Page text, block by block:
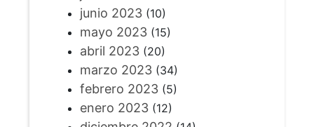
junio 2023(10)
mayo 2023(15)
abril 2023(20)
marzo 2023(34)
febrero 2023(5)
enero 2023(12)